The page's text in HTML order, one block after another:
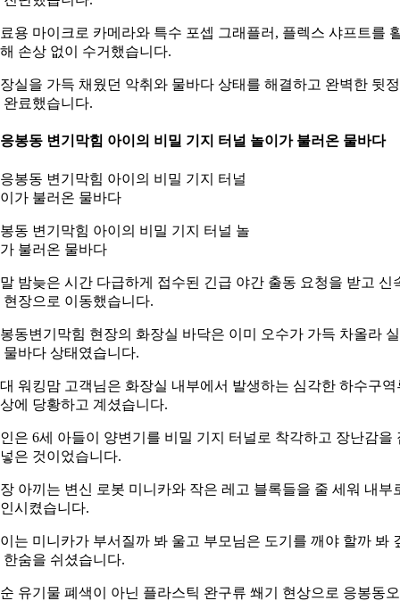
용 마이크로 카메라와 특수 포셉 그래플러, 플렉스 샤프트를
손상 없이 수거했습니다.
실을 가득 채웠던 악취와 물바다 상태를 해결하고 완벽한 뒷
완료했습니다.
봉동 변기막힘 아이의 비밀 기지 터널 놀이가 불러온 물바다
동 변기막힘 아이의 비밀 기지 터널 놀
불러온 물바다
밤늦은 시간 다급하게 접수된 긴급 야간 출동 요청을 받고 신
현장으로 이동했습니다.
동변기막힘 현장의 화장실 바닥은 이미 오수가 가득 차올라
물바다 상태였습니다.
워킹맘 고객님은 화장실 내부에서 발생하는 심각한 하수구역
에 당황하고 계셨습니다.
은 6세 아들이 양변기를 비밀 기지 터널로 착각하고 장난감을
은 것이었습니다.
아끼는 변신 로봇 미니카와 작은 레고 블록들을 줄 세워 내부
시켰습니다.
는 미니카가 부서질까 봐 울고 부모님은 도기를 깨야 할까 봐
한숨을 쉬셨습니다.
유기물 폐색이 아닌 플라스틱 완구류 쐐기 현상으로 응봉동